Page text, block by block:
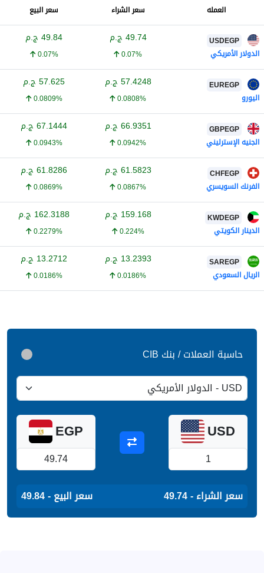
العمله سعر الشراء سعر البيع
USDEGP
الدولار الأمريكي
49.74 ج.م
0.07%
49.84 ج.م
0.07%
EUREGP
اليورو
57.4248 ج.م
0.0808%
57.625 ج.م
0.0809%
GBPEGP
الجنيه الإسترليني
66.9351 ج.م
0.0942%
67.1444 ج.م
0.0943%
CHFEGP
الفرنك السويسري
61.5823 ج.م
0.0867%
61.8286 ج.م
0.0869%
KWDEGP
الدينار الكويتي
159.168 ج.م
0.224%
162.3188 ج.م
0.2279%
SAREGP
الريال السعودي
13.2393 ج.م
0.0186%
13.2712 ج.م
0.0186%
حاسبة العملات / بنك CIB
USD
EGP
سعر الشراء - 49.74 سعر البيع - 49.84